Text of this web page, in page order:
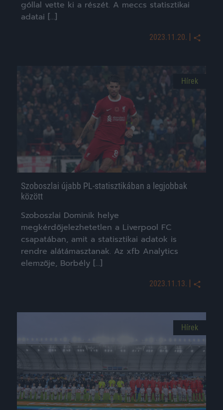
góllal vette ki a részét. A meccs statisztikai
adatai […]
2023.11.20. |
Hírek
Szoboszlai újabb PL-statisztikában a legjobbak
között
Szoboszlai Dominik helye
megkérdőjelezhetetlen a Liverpool FC
csapatában, amit a statisztikai adatok is
rendre alátámasztanak. Az xfb Analytics
elemzője, Borbély […]
2023.11.13. |
Hírek